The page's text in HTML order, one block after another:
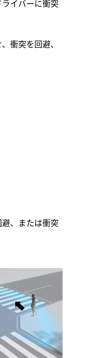
イバーに衝突
衝突を回避、
、または衝突